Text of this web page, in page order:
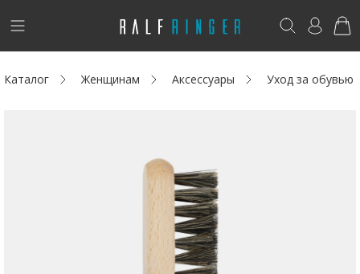
!
Новинки
Возникли вопросы? - club@ralf.ru
Каталог Женщинам Аксессуары Уход за обувью